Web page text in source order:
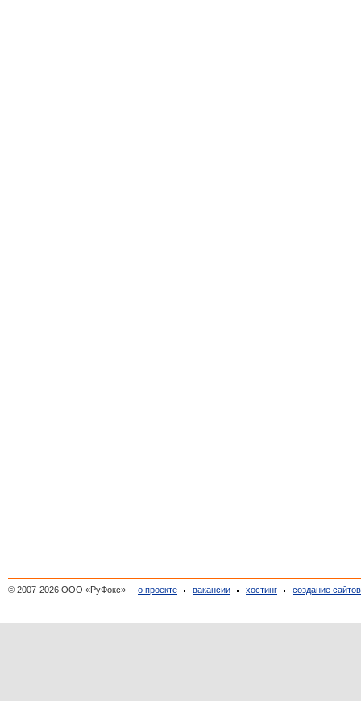
© 2007-2026 ООО «РуФокс» о проекте вакансии хостинг создание сайтов